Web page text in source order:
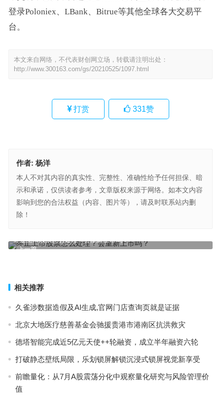
登录Poloniex、LBank、Bitrue等其他全球各大交易平
台。
本文来自网络，不代表财创网立场，转载请注明出处：
http://www.300163.com/gs/20210525/1097.html
打赏 331赞
作者: 杨洋
本人不对其内容的真实性、完整性、准确性给予任何担保、暗
示和承诺，仅供读者参考，文章版权来源于网络。如本文内容
影响到您的合法权益（内容、图片等），请及时联系站内删
除！
上一篇
终止上市股票怎么处理？会重新上市吗？
买钢乐：2021年5月26日不锈钢早盘分析
相关推荐
久雀涉数据造假及AI生成,官网门店查询页就是证据
北京大地医疗慈善基金会驰援贵港市港南区抗洪救灾
德塔智能完成近5亿元天使++轮融资，成立半年融资六轮
打破静态壁纸局限，乐划锁屏解锁沉浸式锁屏视觉新享受
前瞻量化：从7月A股震荡分化中观察量化研究与风险管理价
值